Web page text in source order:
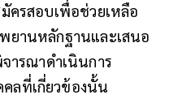
ครสอบเพื่อช่วยเหลือ
ยานหลักฐานและเสนอ
ารณาดำเนินการ
ลที่เกี่ยวข้องนั้น